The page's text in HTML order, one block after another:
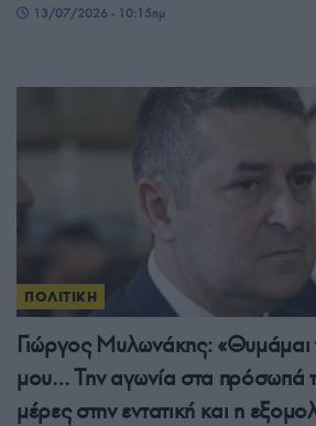
13/07/2026 - 10:15πμ
ΠΟΛΙΤΙΚΗ
Γιώργος Μυλωνάκης: «Θυμάμαι
μου… Την αγωνία στα πρόσωπά
μέρες στην εντατική και η